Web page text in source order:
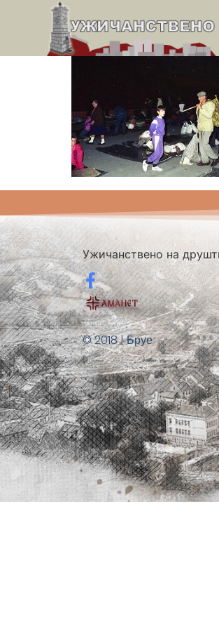
389
Ужичанствено на
© 2018 | Бруе